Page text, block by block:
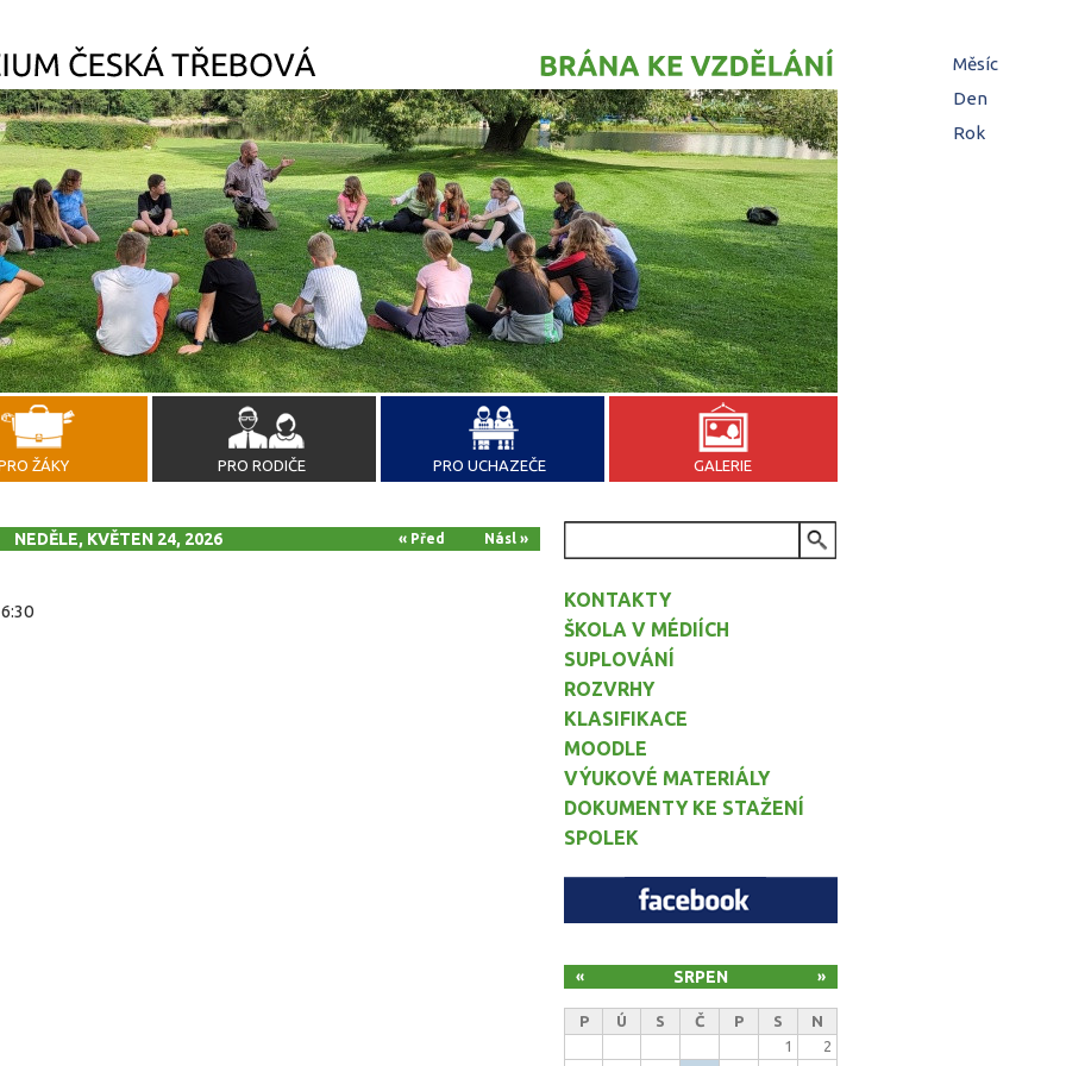
ŽÁKY PRO RODIČE PRO UCHAZEČE GALERIE
NEDĚLE, KVĚTEN 24, 2026 « Před Násl »
KONTAKTY
ŠKOLA V MÉDIÍCH
SUPLOVÁNÍ
ROZVRHY
KLASIFIKACE
MOODLE
VÝUKOVÉ MATERIÁLY
DOKUMENTY KE STAŽENÍ
SPOLEK
SRPEN
« »
P Ú S Č P S
N
1
2
Měsíc
Den(aktivní
Rok